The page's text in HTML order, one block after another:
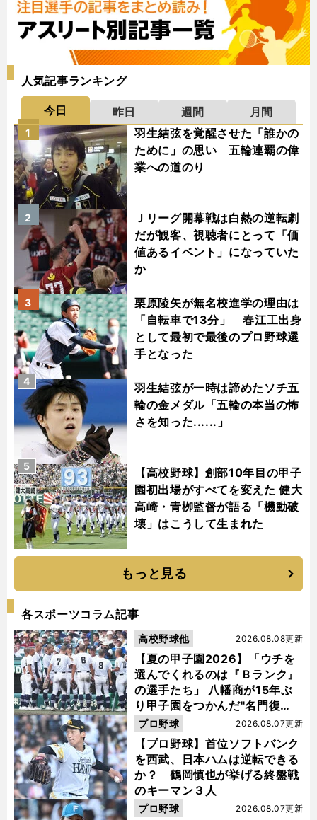
人気記事ランキング
今日 昨日 週間
月間
羽生結弦を覚醒させた「誰かの
ために」の思い 五輪連覇の偉
業への道のり
1
Ｊリーグ開幕戦は白熱の逆転劇
だが観客、視聴者にとって「価
値あるイベント」になっていた
か
2
栗原陵矢が無名校進学の理由は
「自転車で13分」 春江工出身
として最初で最後のプロ野球選
手となった
3
羽生結弦が一時は諦めたソチ五
輪の金メダル「五輪の本当の怖
さを知った......」
4
【高校野球】創部10年目の甲子
園初出場がすべてを変えた 健大
高崎・青栁監督が語る「機動破
壊」はこうして生まれた
5
もっと見る
各スポーツコラム記事
【夏の甲子園2026】「ウチを
選んでくれるのは『Ｂランク』
の選手たち」 八幡商が15年ぶ
り甲子園をつかんだ"名門復
活"の舞台裏
2026.08.08更新
高校野球他
【プロ野球】首位ソフトバンク
を西武、日本ハムは逆転できる
か？ 鶴岡慎也が挙げる終盤戦
のキーマン３人
2026.08.07更新
プロ野球
2026.08.07更新
プロ野球